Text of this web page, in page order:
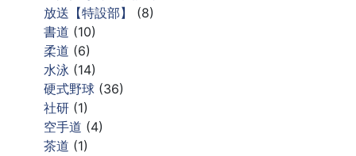
放送【特設部】
(8)
書道 (10)
柔道 (6)
水泳 (14)
硬式野球 (36)
社研 (1)
空手道 (4)
茶道 (1)